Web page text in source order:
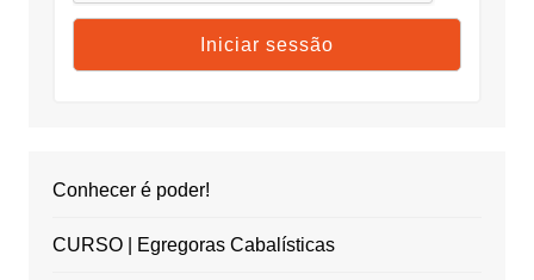
Conhecer é poder!
CURSO | Egregoras Cabalísticas